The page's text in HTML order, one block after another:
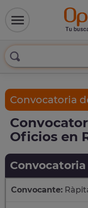
Convocatoria
Oficios en
Convocante: